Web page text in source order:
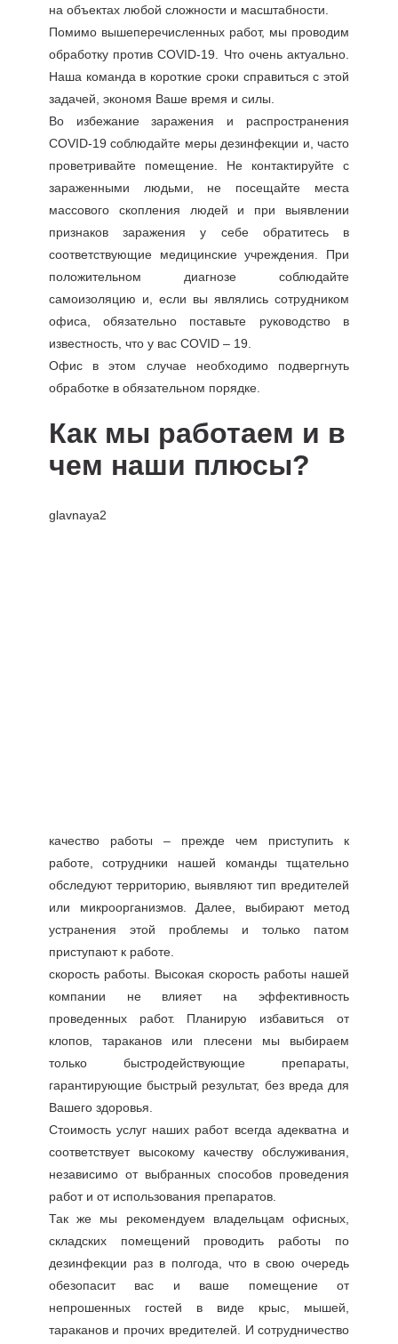
на объектах любой сложности и масштабности.
Помимо вышеперечисленных работ, мы проводим
обработку против COVID-19. Что очень актуально.
Наша команда в короткие сроки справиться с этой
задачей, экономя Ваше время и силы.
Во избежание заражения и распространения
COVID-19 соблюдайте меры дезинфекции и, часто
проветривайте помещение. Не контактируйте с
зараженными людьми, не посещайте места
массового скопления людей и при выявлении
признаков заражения у себе обратитесь в
соответствующие медицинские учреждения. При
положительном диагнозе соблюдайте
самоизоляцию и, если вы являлись сотрудником
офиса, обязательно поставьте руководство в
известность, что у вас COVID – 19.
Офис в этом случае необходимо подвергнуть
обработке в обязательном порядке.
Как мы работаем и в
чем наши плюсы?
качество работы – прежде чем приступить к
работе, сотрудники нашей команды тщательно
обследуют территорию, выявляют тип вредителей
или микроорганизмов. Далее, выбирают метод
устранения этой проблемы и только патом
приступают к работе.
скорость работы. Высокая скорость работы нашей
компании не влияет на эффективность
проведенных работ. Планирую избавиться от
клопов, тараканов или плесени мы выбираем
только быстродействующие препараты,
гарантирующие быстрый результат, без вреда для
Вашего здоровья.
Стоимость услуг наших работ всегда адекватна и
соответствует высокому качеству обслуживания,
независимо от выбранных способов проведения
работ и от использования препаратов.
Так же мы рекомендуем владельцам офисных,
складских помещений проводить работы по
дезинфекции раз в полгода, что в свою очередь
обезопасит вас и ваше помещение от
непрошенных гостей в виде крыс, мышей,
тараканов и прочих вредителей. И сотрудничество